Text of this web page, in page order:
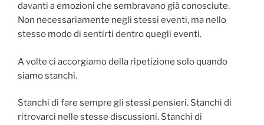
davanti a emozioni che sembravano già conosciute.
Non necessariamente negli stessi eventi, ma nello
stesso modo di sentirti dentro quegli eventi.
A volte ci accorgiamo della ripetizione solo quando
siamo stanchi.
Stanchi di fare sempre gli stessi pensieri. Stanchi di
ritrovarci nelle stesse discussioni. Stanchi di